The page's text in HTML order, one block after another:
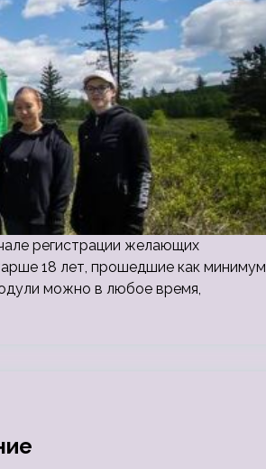
регистрации желающих
18 лет, прошедшие как минимум
можно в любое время,